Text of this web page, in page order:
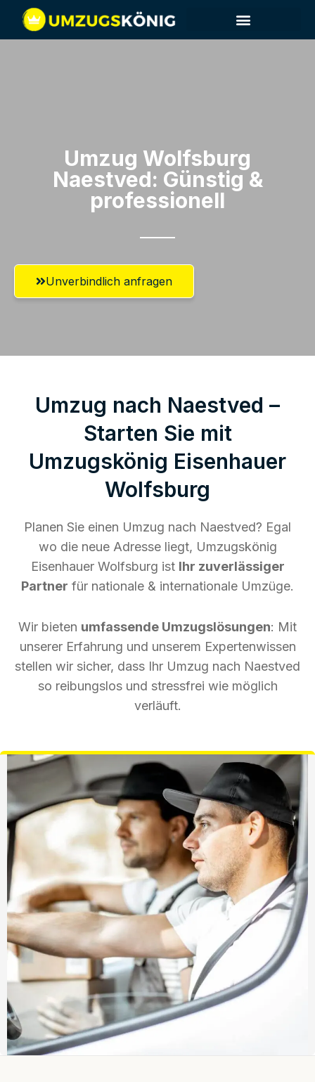
Umzug Wolfsburg​
Naestved: Günstig &
professionell​
Unverbindlich anfragen
Umzug nach Naestved –
Starten Sie mit
Umzugskönig Eisenhauer
Wolfsburg
Planen Sie einen Umzug nach Naestved? Egal
wo die neue Adresse liegt, Umzugskönig
Eisenhauer Wolfsburg ist Ihr zuverlässiger
Partner für nationale & internationale Umzüge.
Wir bieten umfassende Umzugslösungen: Mit
unserer Erfahrung und unserem Expertenwissen
stellen wir sicher, dass Ihr Umzug nach Naestved
so reibungslos und stressfrei wie möglich
verläuft.